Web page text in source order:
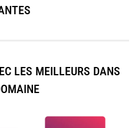
LES MEILLEURS DANS